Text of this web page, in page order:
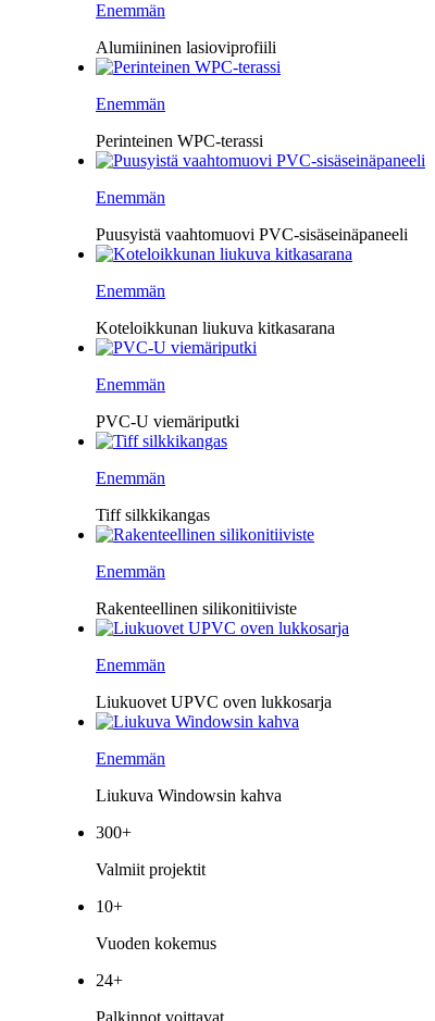
Enemmän
Alumiininen lasioviprofiili
Enemmän
Perinteinen WPC-terassi
Enemmän
Puusyistä vaahtomuovi PVC-sisäseinäpaneeli
Enemmän
Koteloikkunan liukuva kitkasarana
Enemmän
PVC-U viemäriputki
Enemmän
Tiff silkkikangas
Enemmän
Rakenteellinen silikonitiiviste
Enemmän
Liukuovet UPVC oven lukkosarja
Enemmän
Liukuva Windowsin kahva
300+
Valmiit projektit
10+
Vuoden kokemus
24+
Palkinnot voittavat